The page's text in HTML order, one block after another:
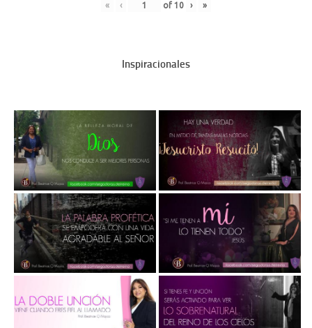
« ‹ of 10 › »
Inspiracionales